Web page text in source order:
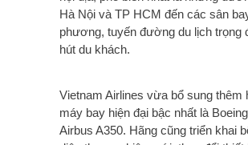
Hà Nội và TP HCM đến các sân
phương, tuyến đường du lịch trọng
hút du khách.
Vietnam Airlines vừa bổ sung thêm
máy bay hiện đại bậc nhất là
Airbus A350. Hãng cũng triển khai